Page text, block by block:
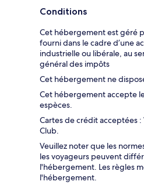
Conditions
Cet hébergement est géré
fourni dans le cadre d’une
industrielle ou libérale, au
général des impôts
Cet hébergement ne
Cet hébergement accepte
espèces.
Cartes de crédit acceptées
Club.
Veuillez noter que les
les voyageurs peuvent
l'hébergement. Les règles
l'hébergement.